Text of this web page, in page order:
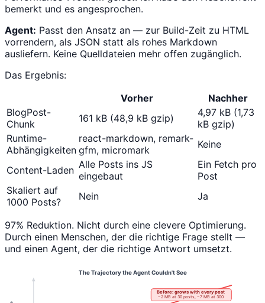
bemerkt und es angesprochen.
Agent: Passt den Ansatz an — zur Build-Zeit zu HTML
vorrendern, als JSON statt als rohes Markdown
ausliefern. Keine Quelldateien mehr offen zugänglich.
Das Ergebnis:
Vorher
Nachher
BlogPost-
Chunk
161 kB (48,9 kB gzip)
4,97 kB (1,73
kB gzip)
Runtime-
Abhängigkeiten
react-markdown, remark-
gfm, micromark
Keine
Content-Laden Alle Posts ins JS
eingebaut
Ein Fetch pro
Post
Skaliert auf
1000 Posts?
Nein Ja
97% Reduktion. Nicht durch eine clevere Optimierung.
Durch einen Menschen, der die richtige Frage stellt —
und einen Agent, der die richtige Antwort umsetzt.